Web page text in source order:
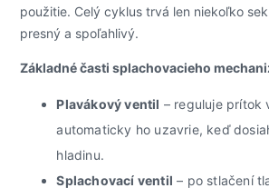
použitie. Celý cyklus trvá len niekoľko
presný a spoľahlivý.
Základné časti splachovacieho
Plavákový ventil – reguluje prítok
automaticky ho uzavrie, keď
hladinu.
Splachovací ventil – po stlačení